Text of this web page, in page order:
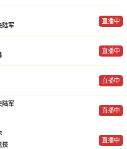
陆军
直播中
直播中
直播中
陆军
直播中
技
直播中